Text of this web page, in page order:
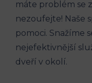
máte problém se
nezoufejte! Naše
pomoci. Snažíme
nejefektivnější
dveří v okolí.